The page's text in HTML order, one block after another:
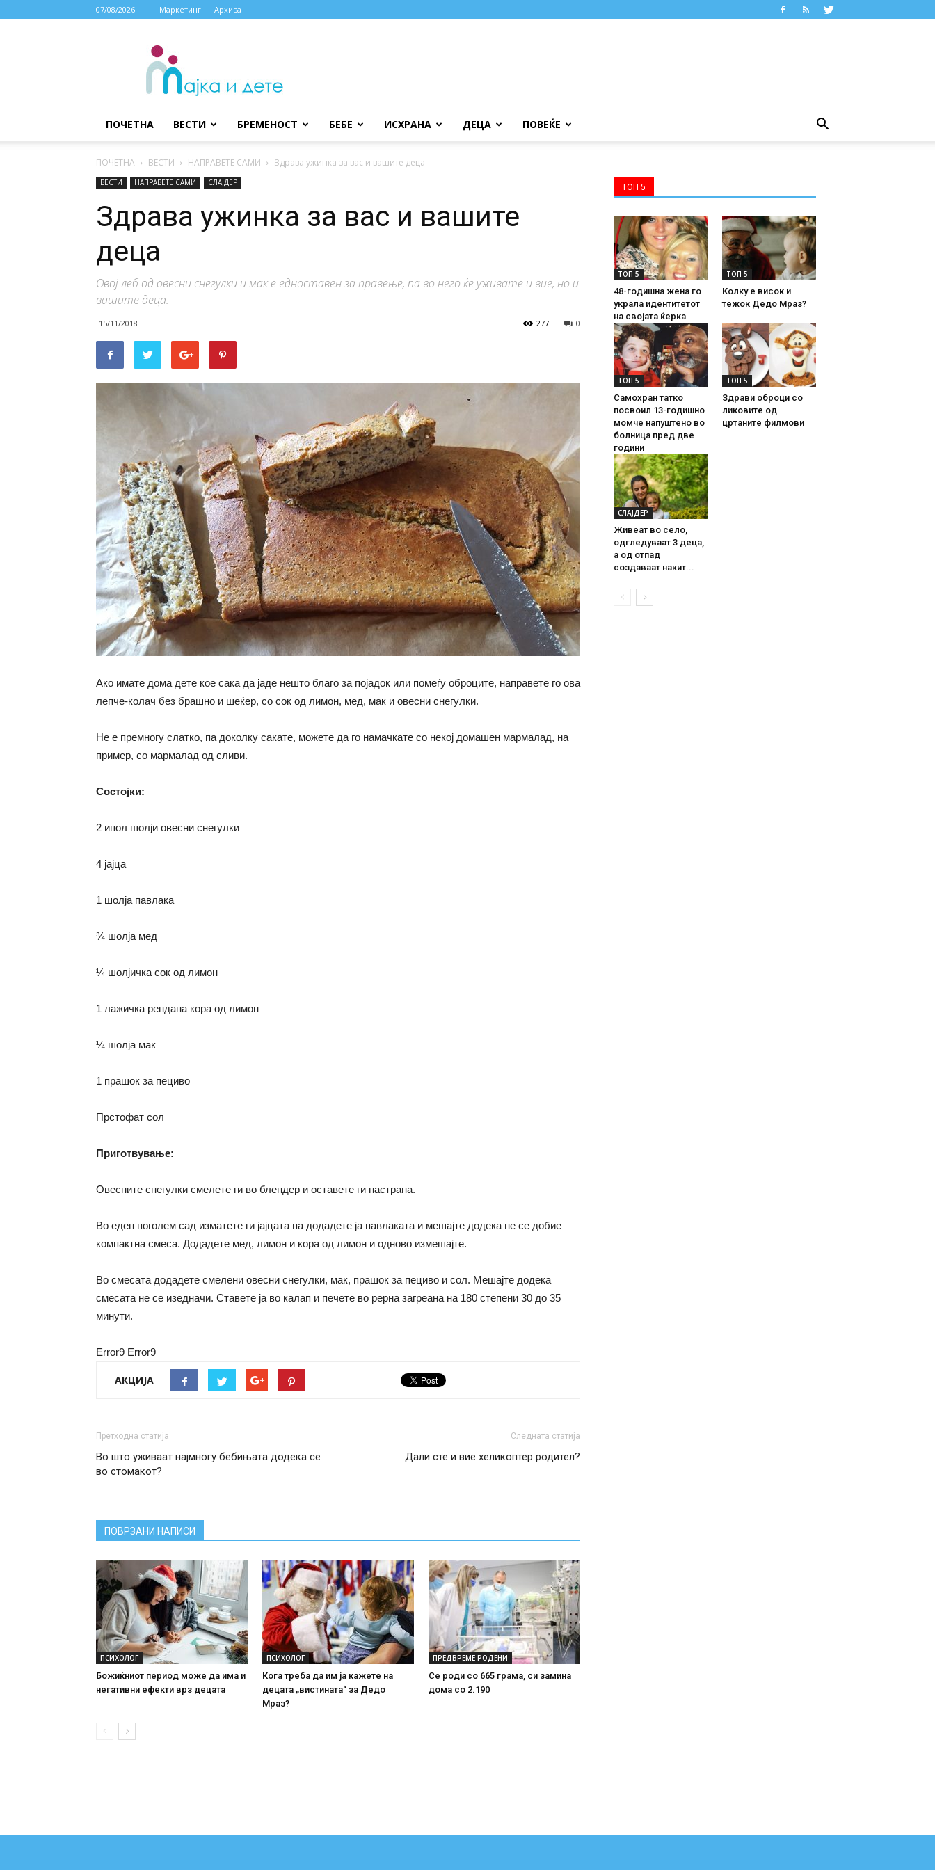
07/08/2026 Маркетинг Архива
МАЈКА
ДЕТЕ
ПОЧЕТНА ВЕСТИ БРЕМЕНОСТ БЕБЕ ИСХРАНА ДЕЦА ПОВЕЌЕ
ПОЧЕТНА ВЕСТИ НАПРАВЕТЕ САМИ Здрава ужинка за вас и вашите деца
ВЕСТИ НАПРАВЕТЕ САМИ СЛАЈДЕР
Здрава ужинка за вас и вашите
деца
Овој леб од овесни снегулки и мак е едноставен за правење, па во него ќе уживате и вие, но и
вашите деца.
15/11/2018 0
277
Ако имате дома дете кое сака да јаде нешто благо за појадок или помеѓу оброците, направете го ова
лепче-колач без брашно и шеќер, со сок од лимон, мед, мак и овесни снегулки.
Не е премногу слатко, па доколку сакате, можете да го намачкате со некој домашен мармалад, на
пример, со мармалад од сливи.
Состојки:
2 ипол шолји овесни снегулки
4 јајца
1 шолја павлака
¾ шолја мед
¼ шолјичка сок од лимон
1 лажичка рендана кора од лимон
¼ шолја мак
1 прашок за пециво
Прстофат сол
Приготвување:
Овесните снегулки смелете ги во блендер и оставете ги настрана.
Во еден поголем сад изматете ги јајцата па додадете ја павлаката и мешајте додека не се добие
компактна смеса. Додадете мед, лимон и кора од лимон и одново измешајте.
Во смесата додадете смелени овесни снегулки, мак, прашок за пециво и сол. Мешајте додека
смесата не се изедначи. Ставете ја во калап и печете во рерна загреана на 180 степени 30 до 35
минути.
Error9 Error9
АКЦИЈА
Претходна статија
Во што уживаат најмногу бебињата додека се
во стомакот?
Следната статија
Дали сте и вие хеликоптер родител?
ПОВРЗАНИ НАПИСИ
ПСИХОЛОГ
Божиќниот период може да има и
негативни ефекти врз децата
ПСИХОЛОГ
Кога треба да им ја кажете на
децата „вистината“ за Дедо
Мраз?
ПРЕДВРЕМЕ РОДЕНИ
Се роди со 665 грама, си замина
дома со 2.190
ТОП 5
ТОП 5
48-годишна жена го
украла идентитетот
на својата ќерка
ТОП 5
Колку е висок и
тежок Дедо Мраз?
ТОП 5
Самохран татко
посвоил 13-годишно
момче напуштено во
болница пред две
години
ТОП 5
Здрави оброци со
ликовите од
цртаните филмови
СЛАЈДЕР
Живеат во село,
одгледуваат 3 деца,
а од отпад
создаваат накит...